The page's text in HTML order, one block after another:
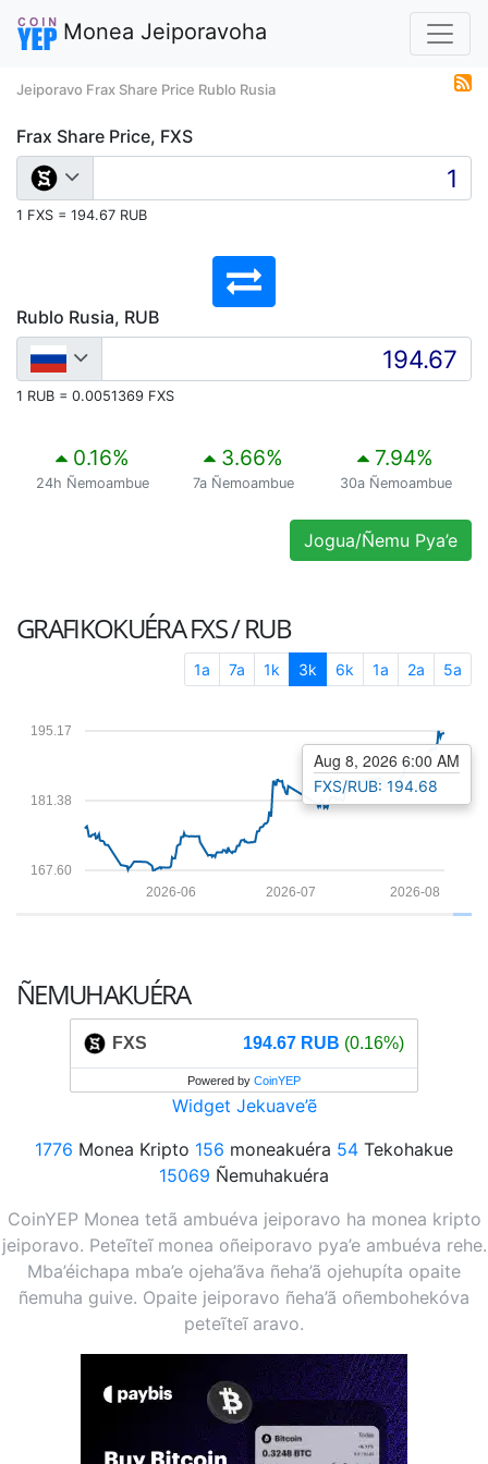
Monea Jeiporavoha
Jeiporavo Frax Share Price Rublo Rusia
Frax Share Price, FXS
1 FXS = 194.67 RUB
Rublo Rusia, RUB
1 RUB = 0.0051369 FXS
0.16%
24h Ñemoambue
3.66%
7a Ñemoambue
7.94%
30a Ñemoambue
Jogua/Ñemu Pya’e
GRAFIKOKUÉRAFXS / RUB
1a 7a 1k 3k 6k 1a 2a 5a
167.60
181.38
195.17
2026-08
2026-07
2026-06
Aug 8, 2026 6:00 AM
FXS/RUB: 194.68
ÑEMUHAKUÉRA
FXS 194.67 RUB (0.16%)
Powered by CoinYEP
Widget Jekuave’ẽ
1776 Monea Kripto 156 moneakuéra 54 Tekohakue
15069 Ñemuhakuéra
CoinYEP Monea tetã ambuéva jeiporavo ha monea kripto
jeiporavo. Peteĩteĩ monea oñeiporavo pya’e ambuéva rehe.
Mba’éichapa mba’e ojeha’ãva ñeha’ã ojehupíta opaite
ñemuha guive. Opaite jeiporavo ñeha’ã oñembohekóva
peteĩteĩ aravo.